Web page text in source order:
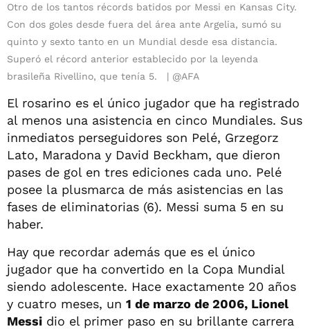
Otro de los tantos récords batidos por Messi en Kansas City.
Con dos goles desde fuera del área ante Argelia, sumó su
quinto y sexto tanto en un Mundial desde esa distancia.
Superó el récord anterior establecido por la leyenda
brasileña Rivellino, que tenía 5.
@AFA
El rosarino es el único jugador que ha registrado
al menos una asistencia en cinco Mundiales. Sus
inmediatos perseguidores son Pelé, Grzegorz
Lato, Maradona y David Beckham, que dieron
pases de gol en tres ediciones cada uno. Pelé
posee la plusmarca de más asistencias en las
fases de eliminatorias (6). Messi suma 5 en su
haber.
Hay que recordar además que es el único
jugador que ha convertido en la Copa Mundial
siendo adolescente. Hace exactamente 20 años
y cuatro meses, un 1 de marzo de 2006, Lionel
Messi dio el primer paso en su brillante carrera